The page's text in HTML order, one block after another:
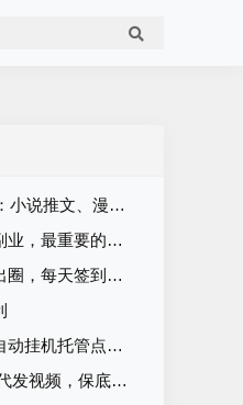
拉新哪个平台好？右豹注册教程
重要的是有人带！
到看60个广子即可
托管点赞关注任务
新品上线，当天收益几十米